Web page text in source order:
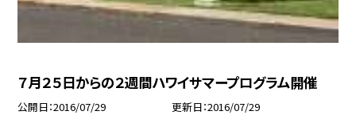
７月２５日からの２週間ハワイサマープログラム開催
公開日 2016/07/29 更新日 2016/07/29